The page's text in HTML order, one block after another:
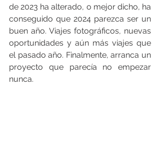
de 2023 ha alterado, o mejor dicho, ha
conseguido que 2024 parezca ser un
buen año. Viajes fotográficos, nuevas
oportunidades y aún más viajes que
el pasado año. Finalmente, arranca un
proyecto que parecía no empezar
nunca.